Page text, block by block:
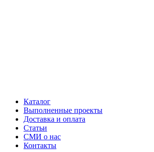
Каталог
Выполненные проекты
Доставка и оплата
Статьи
СМИ о нас
Контакты